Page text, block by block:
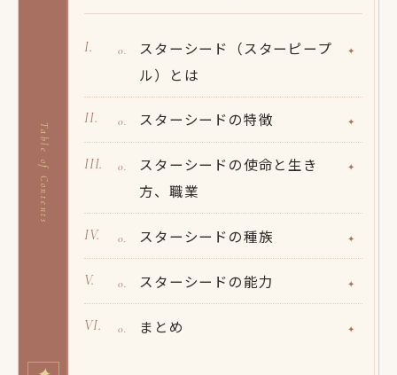
Table of Contents
スターシード（スターピープ
ル）とは
スターシードの特徴
スターシードの使命と生き
方、職業
スターシードの種族
スターシードの能力
まとめ